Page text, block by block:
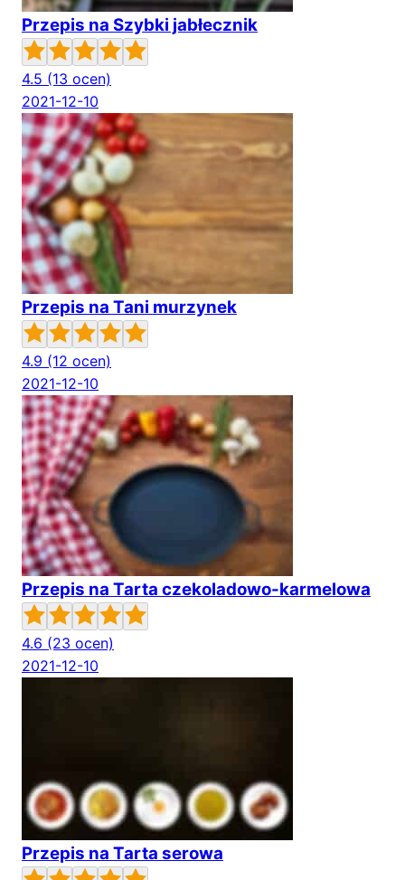
Przepis na Szybki jabłecznik
4.5 (13 ocen)
2021-12-10
Przepis na Tani murzynek
4.9 (12 ocen)
2021-12-10
Przepis na Tarta czekoladowo-karmelowa
4.6 (23 ocen)
2021-12-10
Przepis na Tarta serowa